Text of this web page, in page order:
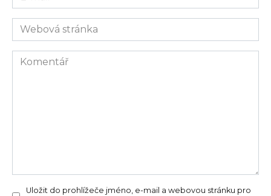
mail
Webová
stránka
Komentář
Uložit do prohlížeče jméno, e-mail a webovou stránku pro